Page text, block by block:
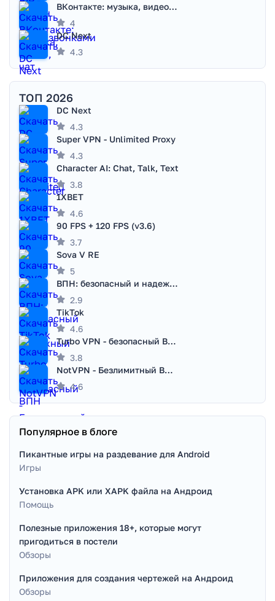
ВКонтакте: музыка, видео, чат
4
DC Next
4.3
ТОП 2026
DC Next
4.3
Super VPN - Unlimited Proxy
4.3
Character AI: Chat, Talk, Text
3.8
1XBET
4.6
90 FPS + 120 FPS (v3.6)
3.7
Sova V RE
5
ВПН: безопасный и надежный VPN
2.9
TikTok
4.6
Turbo VPN - безопасный ВПН
3.8
NotVPN - Безлимитный ВПН | VPN
4.6
Популярное в блоге
Пикантные игры на раздевание для Android
Игры
Установка APK или XAPK файла на Андроид
Помощь
Полезные приложения 18+, которые могут
пригодиться в постели
Обзоры
Приложения для создания чертежей на Андроид
Обзоры